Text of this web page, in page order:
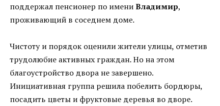
поддержал пенсионер по имениВладимир,
проживающий в соседнем доме.
Чистоту и порядок оценили жители улицы, отметив
трудолюбие активных граждан. Но на этом
благоустройство двора не завершено.
Инициативная группа решила побелить бордюры,
посадить цветы и фруктовые деревья во дворе.